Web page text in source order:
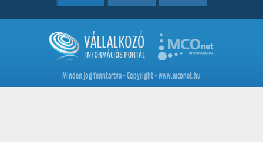
Minden jog fenntartva - Copyright - www.mconet.hu